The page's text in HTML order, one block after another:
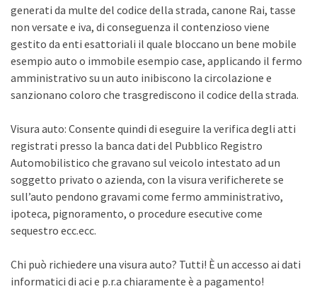
generati da multe del codice della strada, canone Rai, tasse
non versate e iva, di conseguenza il contenzioso viene
gestito da enti esattoriali il quale bloccano un bene mobile
esempio auto o immobile esempio case, applicando il fermo
amministrativo su un auto inibiscono la circolazione e
sanzionano coloro che trasgrediscono il codice della strada.
Visura auto: Consente quindi di eseguire la verifica degli atti
registrati presso la banca dati del Pubblico Registro
Automobilistico che gravano sul veicolo intestato ad un
soggetto privato o azienda, con la visura verificherete se
sull’auto pendono gravami come fermo amministrativo,
ipoteca, pignoramento, o procedure esecutive come
sequestro ecc.ecc.
Chi può richiedere una visura auto? Tutti! È un accesso ai dati
informatici di aci e p.r.a chiaramente è a pagamento!